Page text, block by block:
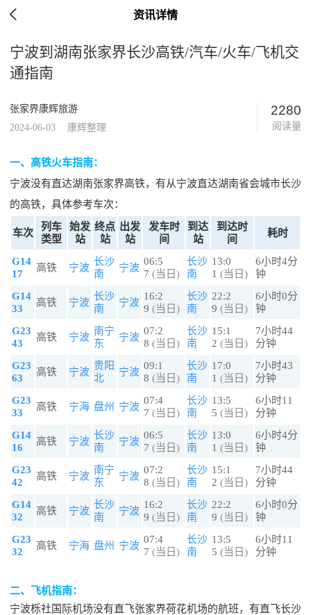
 资讯详情
宁波到湖南张家界长沙高铁/汽车/火车/飞机交
通指南
张家界康辉旅游
2024-06-03
康辉整理
2280
阅读量
一、高铁火车指南：
宁波没有直达湖南张家界高铁，有从宁波直达湖南省会城市长沙
的高铁，具体参考车次：
车次
列车
类型
始发
站
终点
站
出发
站
发车时
间
到达
站
到达时
间
耗时
G14
17
高铁 宁波
长沙
南
宁波
06:5
7 (当日)
长沙
南
13:0
1 (当日)
6小时4分
钟
G14
33
高铁 宁波
长沙
南
宁波
16:2
9 (当日)
长沙
南
22:2
9 (当日)
6小时0分
钟
G23
43
高铁 宁波
南宁
东
宁波
07:2
8 (当日)
长沙
南
15:1
2 (当日)
7小时44
分钟
G23
63
高铁 宁波
贵阳
北
宁波
09:1
8 (当日)
长沙
南
17:0
1 (当日)
7小时43
分钟
G23
33
高铁 宁海 盘州 宁波
07:4
7 (当日)
长沙
南
13:5
5 (当日)
6小时11
分钟
G14
16
高铁 宁波
长沙
南
宁波
06:5
7 (当日)
长沙
南
13:0
1 (当日)
6小时4分
钟
G23
42
高铁 宁波
南宁
东
宁波
07:2
8 (当日)
长沙
南
15:1
2 (当日)
7小时44
分钟
G14
32
高铁 宁波
长沙
南
宁波
16:2
9 (当日)
长沙
南
22:2
9 (当日)
6小时0分
钟
G23
32
高铁 宁海 盘州 宁波
07:4
7 (当日)
长沙
南
13:5
5 (当日)
6小时11
分钟
二、飞机指南：
宁波栎社国际机场没有直飞张家界荷花机场的航班，有直飞长沙